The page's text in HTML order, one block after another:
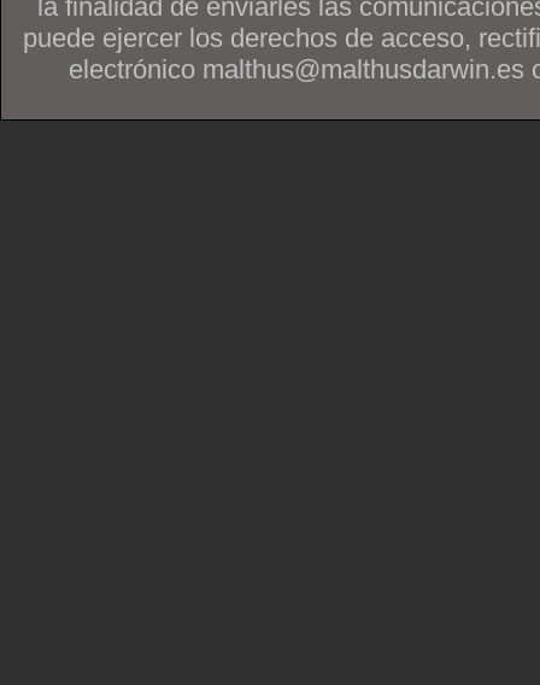
la finalidad de enviarles las
puede ejercer los derechos de acceso,
electrónico malthus@malthusdarwin.es